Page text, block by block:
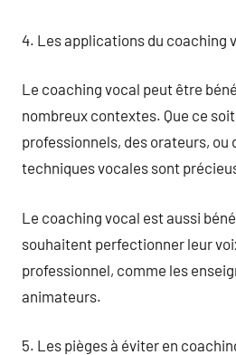
4. Les applications du coaching
Le coaching vocal peut être
nombreux contextes. Que ce
professionnels, des orateurs, ou
techniques vocales sont
Le coaching vocal est aussi
souhaitent perfectionner leur
professionnel, comme les
animateurs.
5. Les pièges à éviter en